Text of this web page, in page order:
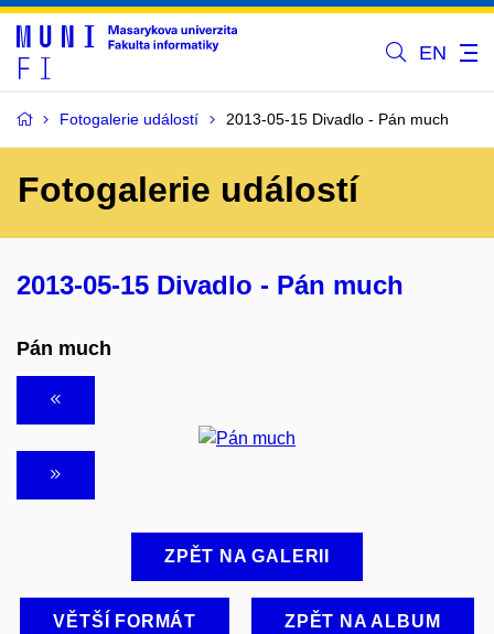
EN
Fotogalerie událostí 2013-05-15 Divadlo - Pán much
Fotogalerie událostí
2013-05-15 Divadlo - Pán much
Pán much
ZPĚT NA GALERII
VĚTŠÍ FORMÁT ZPĚT NA ALBUM